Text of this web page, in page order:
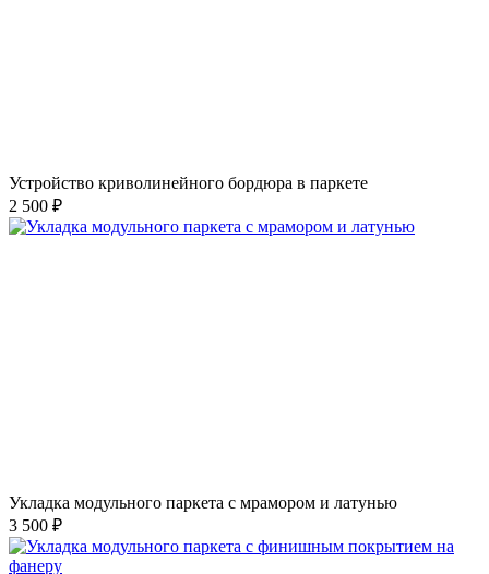
Устройство криволинейного бордюра в паркете
2 500 ₽
Укладка модульного паркета с мрамором и латунью
3 500 ₽